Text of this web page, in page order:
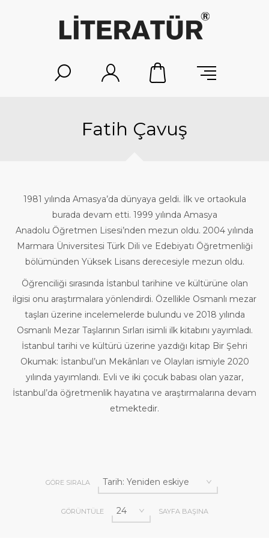
Fatih Çavuş
1981 yılında Amasya’da dünyaya geldi. İlk ve ortaokula
burada devam etti. 1999 yılında Amasya
Anadolu Öğretmen Lisesi’nden mezun oldu. 2004 yılında
Marmara Üniversitesi Türk Dili ve Edebiyatı Öğretmenliği
bölümünden Yüksek Lisans derecesiyle mezun oldu.
Öğrenciliği sırasında İstanbul tarihine ve kültürüne olan
ilgisi onu araştırmalara yönlendirdi. Özellikle Osmanlı mezar
taşları üzerine incelemelerde bulundu ve 2018 yılında
Osmanlı Mezar Taşlarının Sırları isimli ilk kitabını yayımladı.
İstanbul tarihi ve kültürü üzerine yazdığı kitap Bir Şehri
Okumak: İstanbul’un Mekânları ve Olayları ismiyle 2020
yılında yayımlandı. Evli ve iki çocuk babası olan yazar,
İstanbul’da öğretmenlik hayatına ve araştırmalarına devam
etmektedir.
GÖRE SIRALA
GÖRÜNTÜLE SAYFA BAŞINA